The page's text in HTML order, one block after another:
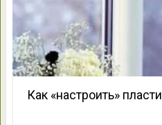
Как «настроить»